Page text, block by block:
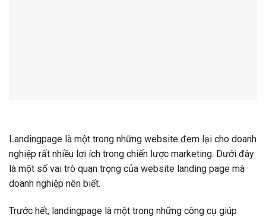
Landingpage là một trong những website đem lại cho doanh
nghiệp rất nhiều lợi ích trong chiến lược marketing. Dưới đây
là một số vai trò quan trọng của website landing page mà
doanh nghiệp nên biết.
Trước hết, landingpage là một trong những công cụ giúp